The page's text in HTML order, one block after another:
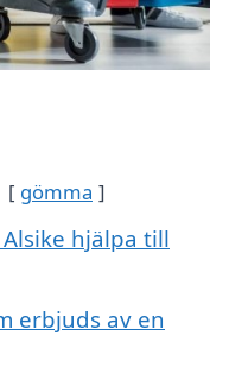
gömma
hjälpa till
erbjuds av en